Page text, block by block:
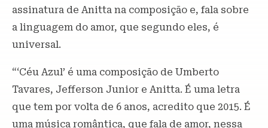
assinatura de Anitta na composição e, fala sobre
a linguagem do amor, que segundo eles, é
universal.
“‘Céu Azul’ é uma composição de Umberto
Tavares, Jefferson Junior e Anitta. É uma letra
que tem por volta de 6 anos, acredito que 2015. É
uma música romântica, que fala de amor, nessa